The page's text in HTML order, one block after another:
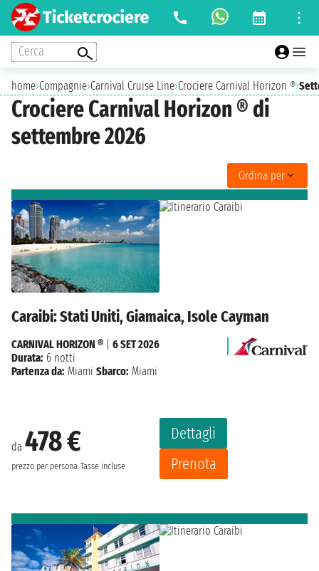
Cerca
home›Compagnie›Carnival Cruise Line›Crociere Carnival Horizon ®›
Crociere Carnival Horizon ® di
settembre 2026
Ordina per
Caraibi: Stati Uniti, Giamaica, Isole Cayman
da 478 €
prezzo per persona Tasse incluse
Dettagli
Prenota
CARNIVAL HORIZON ®
6 SET 2026
Durata: 6 notti
Partenza da: Miami Sbarco: Miami